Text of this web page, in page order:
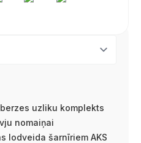
uzliku komplekts
nomaiņai
lodveida šarnīriem AKS